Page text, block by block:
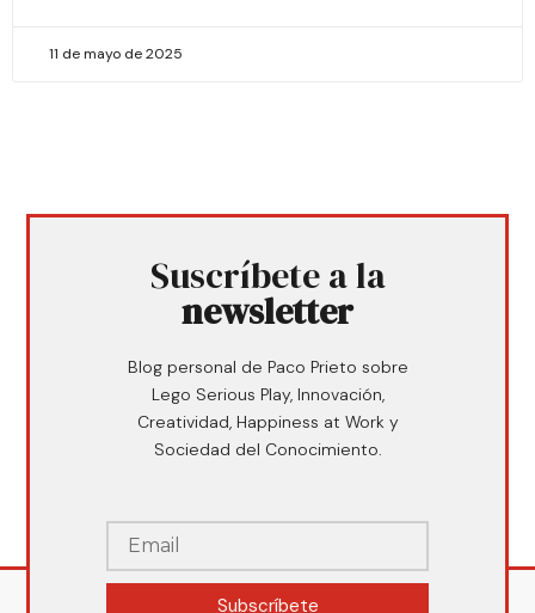
11 de mayo de 2025
Suscríbete a la
newsletter
Blog personal de Paco Prieto sobre
Lego Serious Play, Innovación,
Creatividad, Happiness at Work y
Sociedad del Conocimiento.
Subscríbete